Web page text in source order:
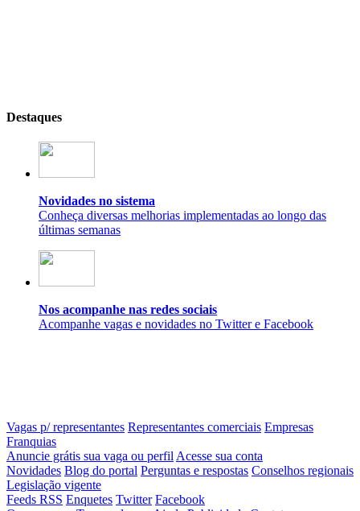
Destaques
Novidades no sistema
Conheça diversas melhorias implementadas ao longo das
últimas semanas
Nos acompanhe nas redes sociais
Acompanhe vagas e novidades no Twitter e Facebook
Vagas p/ representantes Representantes comerciais Empresas
Franquias
Anuncie grátis sua vaga ou perfil Acesse sua conta
Novidades Blog do portal Perguntas e respostas Conselhos regionais
Legislação vigente
Feeds RSS Enquetes Twitter Facebook